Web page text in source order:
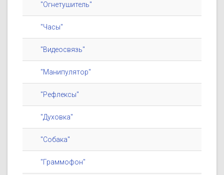
"Огнетушитель"
"Часы"
"Видеосвязь"
"Манипулятор"
"Рефлексы"
"Духовка"
"Собака"
"Граммофон"